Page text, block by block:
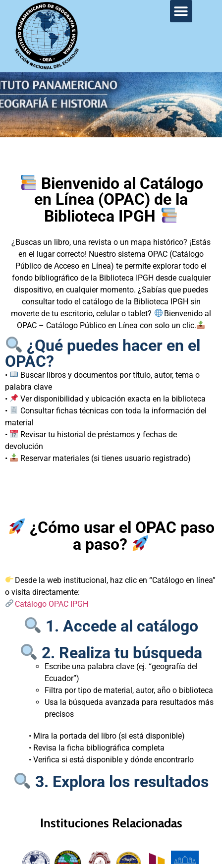
Bienvenido al Catálogo
en Línea (OPAC) de la
Biblioteca IPGH
¿Buscas un libro, una revista o un mapa histórico? ¡Estás
en el lugar correcto! Nuestro sistema OPAC (Catálogo
Público de Acceso en Línea) te permite explorar todo el
fondo bibliográfico de la Biblioteca IPGH desde cualquier
dispositivo, en cualquier momento. ¿Sabías que puedes
consultar todo el catálogo de la Biblioteca IPGH sin
moverte de tu escritorio, celular o tablet?
Bienvenido al
OPAC – Catálogo Público en Línea con solo un clic.
¿Qué puedes hacer en el
OPAC?
•
Buscar libros y documentos por título, autor, tema o
palabra clave
•
Ver disponibilidad y ubicación exacta en la biblioteca
•
Consultar fichas técnicas con toda la información del
material
•
Revisar tu historial de préstamos y fechas de
devolución
•
Reservar materiales (si tienes usuario registrado)
¿Cómo usar el OPAC paso
a paso?
Desde la web institucional, haz clic en “Catálogo en línea”
o visita directamente:
Catálogo OPAC IPGH
1. Accede al catálogo
2. Realiza tu búsqueda
Escribe una palabra clave (ej. “geografía del
Ecuador”)
Filtra por tipo de material, autor, año o biblioteca
Usa la búsqueda avanzada para resultados más
precisos
• Mira la portada del libro (si está disponible)
• Revisa la ficha bibliográfica completa
• Verifica si está disponible y dónde encontrarlo
3. Explora los resultados
Instituciones Relacionadas